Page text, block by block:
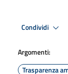
Condividi
Argomenti:
Trasparenza